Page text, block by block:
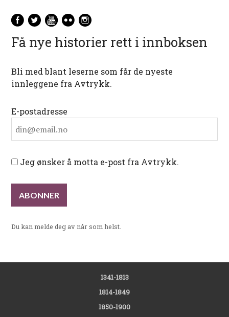
Få nye historier rett i innboksen
Bli med blant leserne som får de nyeste
innleggene fra Avtrykk.
E-postadresse
Jeg ønsker å motta e-post fra Avtrykk.
Du kan melde deg av når som helst.
1341-1813
1814-1849
1850-1900